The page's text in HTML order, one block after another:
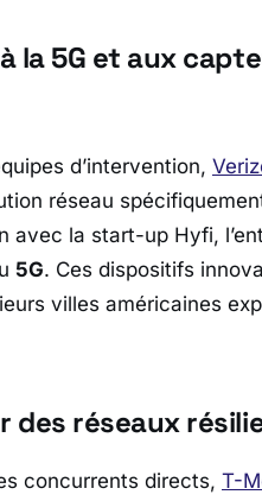
la 5G et aux
d’intervention,
réseau
avec la start-up Hyfi,
5G. Ces dispositifs
villes américaines
des réseaux
concurrents directs, T-